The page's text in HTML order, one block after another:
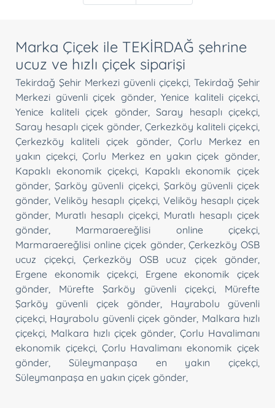
Marka Çiçek ile TEKİRDAĞ şehrine
ucuz ve hızlı çiçek siparişi
Tekirdağ Şehir Merkezi güvenli çiçekçi Tekirdağ Şehir
Merkezi güvenli çiçek gönder, Yenice kaliteli çiçekçi
Yenice kaliteli çiçek gönder, Saray hesaplı çiçekçi
Saray hesaplı çiçek gönder Çerkezköy kaliteli çiçekçi
Çerkezköy kaliteli çiçek gönder, Çorlu Merkez en
yakın çiçekçi,Çorlu Merkez en yakın çiçek gönder
Kapaklı ekonomik çiçekçi
Kapaklı ekonomik çiçek
gönder ,Şarköy güvenli çiçekçi, Şarköy güvenli çiçek
gönder ,Veliköy hesaplı çiçekçi, Veliköy hesaplı çiçek
gönder Muratlı hesaplı çiçekçi, Muratlı hesaplı çiçek
gönder
Marmaraereğlisi online çiçekçi
Marmaraereğlisi online çiçek gönder,Çerkezköy OSB
ucuz çiçekçi, Çerkezköy OSB ucuz çiçek gönder
Ergene ekonomik çiçekçi
Ergene ekonomik çiçek
gönder
Mürefte Şarköy güvenli çiçekçi, Mürefte
Şarköy güvenli çiçek gönder
Hayrabolu güvenli
çiçekçi Hayrabolu güvenli çiçek gönder Malkara hızlı
çiçekçi Malkara hızlı çiçek gönder ,Çorlu Havalimanı
ekonomik çiçekçi, Çorlu Havalimanı ekonomik çiçek
gönder
Süleymanpaşa en yakın çiçekçi
Süleymanpaşa en yakın çiçek gönder